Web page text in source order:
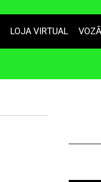
LOJA VIRTUAL